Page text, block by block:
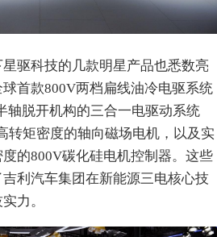
驱科技的几款明星产品也悉数亮
首款800V两档扁线油冷电驱系统
轴脱开机构的三合一电驱动系统
转矩密度的轴向磁场电机，以及实
的800V碳化硅电机控制器。这些
利汽车集团在新能源三电核心技
力。